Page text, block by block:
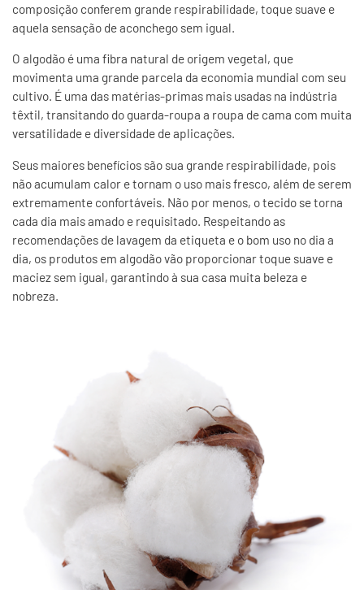
composição conferem grande respirabilidade, toque suave e
aquela sensação de aconchego sem igual.
O algodão é uma fibra natural de origem vegetal, que
movimenta uma grande parcela da economia mundial com seu
cultivo. É uma das matérias-primas mais usadas na indústria
têxtil, transitando do guarda-roupa a roupa de cama com muita
versatilidade e diversidade de aplicações.
Seus maiores benefícios são sua grande respirabilidade, pois
não acumulam calor e tornam o uso mais fresco, além de serem
extremamente confortáveis. Não por menos, o tecido se torna
cada dia mais amado e requisitado. Respeitando as
recomendações de lavagem da etiqueta e o bom uso no dia a
dia, os produtos em algodão vão proporcionar toque suave e
maciez sem igual, garantindo à sua casa muita beleza e
nobreza.